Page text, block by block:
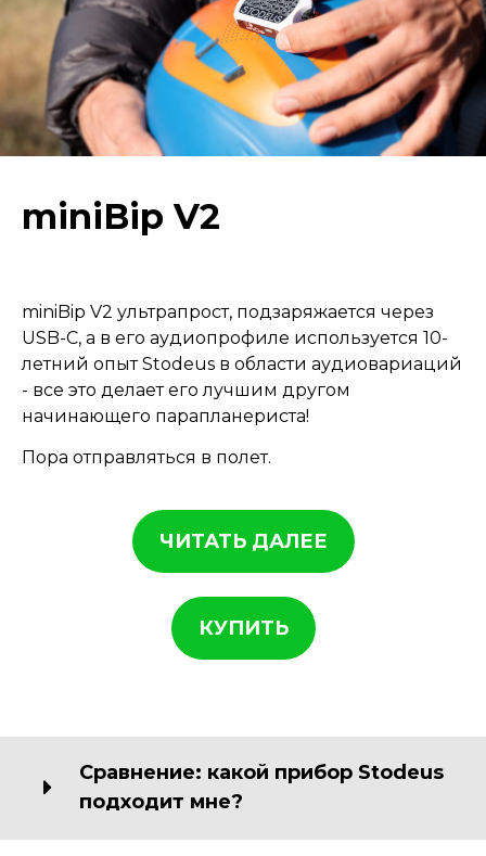
miniBip V2
miniBip V2 ультрапрост, подзаряжается через
USB-C, а в его аудиопрофиле используется 10-
летний опыт Stodeus в области аудиовариаций
- все это делает его лучшим другом
начинающего парапланериста!
Пора отправляться в полет.
ЧИТАТЬ ДАЛЕЕ
КУПИТЬ
Сравнение: какой прибор Stodeus
подходит мне?